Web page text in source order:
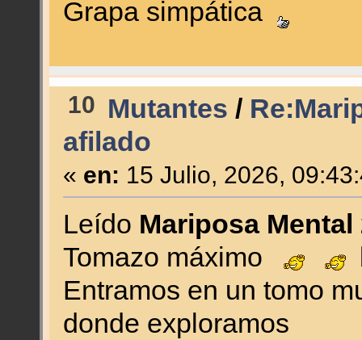
Grapa simpática
10 Mutantes /
afilado
« en: 15 Julio, 2026,
Leído Mariposa Mental
Tomazo máximo
Entramos en un tomo
donde exploramos